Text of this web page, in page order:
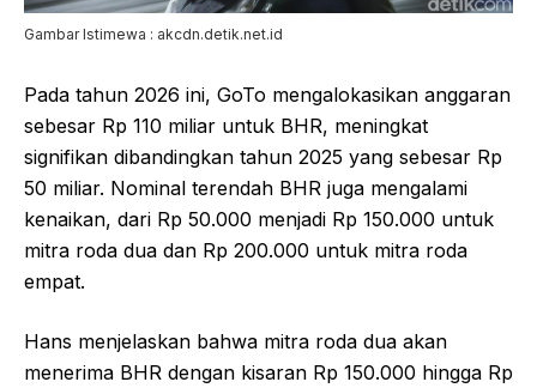
Gambar Istimewa : akcdn.detik.net.id
Pada tahun 2026 ini, GoTo mengalokasikan anggaran
sebesar Rp 110 miliar untuk BHR, meningkat
signifikan dibandingkan tahun 2025 yang sebesar Rp
50 miliar. Nominal terendah BHR juga mengalami
kenaikan, dari Rp 50.000 menjadi Rp 150.000 untuk
mitra roda dua dan Rp 200.000 untuk mitra roda
empat.
Hans menjelaskan bahwa mitra roda dua akan
menerima BHR dengan kisaran Rp 150.000 hingga Rp